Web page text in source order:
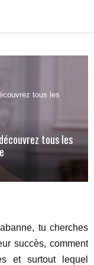
tous les
tous les
tu cherches
succès, comment
et surtout lequel